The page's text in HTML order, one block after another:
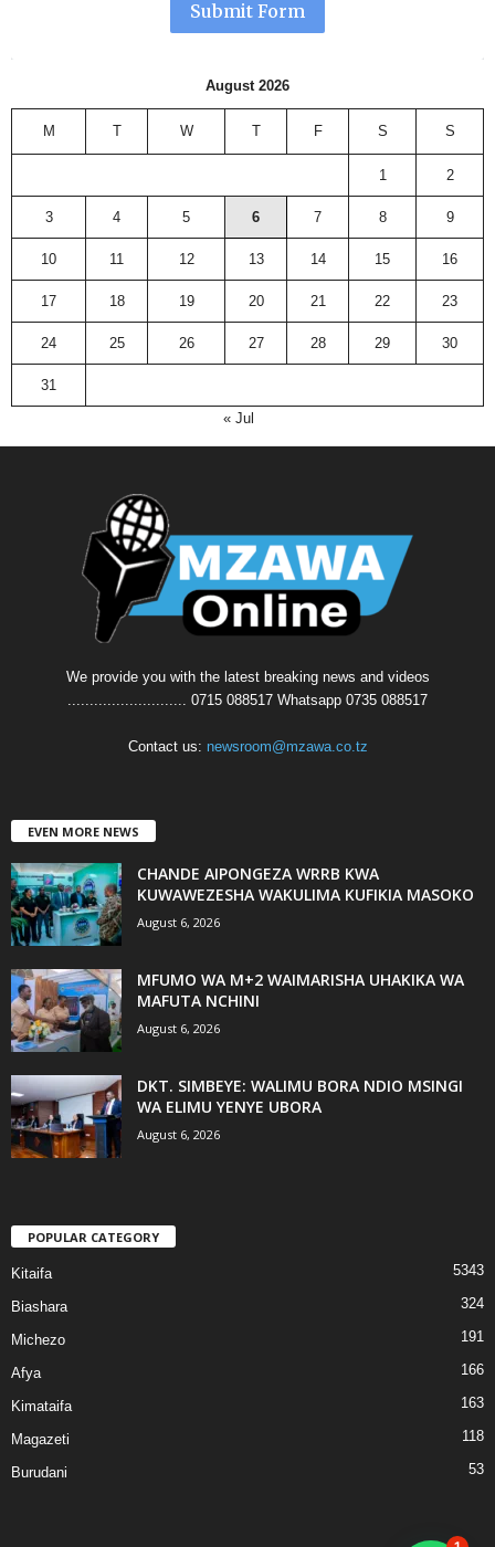
Submit Form
August 2026
M T W T F S S
1 2
3 4 5 6 7 8 9
10 11 12 13 14 15 16
17 18 19 20 21 22 23
24 25 26 27 28 29 30
31
« Jul
We provide you with the latest breaking news and videos
........................... 0715 088517 Whatsapp 0735 088517
Contact us: newsroom@mzawa.co.tz
EVEN MORE NEWS
CHANDE AIPONGEZA WRRB KWA
KUWAWEZESHA WAKULIMA KUFIKIA MASOKO
August 6, 2026
MFUMO WA M+2 WAIMARISHA UHAKIKA WA
MAFUTA NCHINI
August 6, 2026
DKT. SIMBEYE: WALIMU BORA NDIO MSINGI
WA ELIMU YENYE UBORA
August 6, 2026
POPULAR CATEGORY
Kitaifa 5343
Biashara 324
Michezo 191
Afya 166
Kimataifa 163
Magazeti 118
Burudani 53